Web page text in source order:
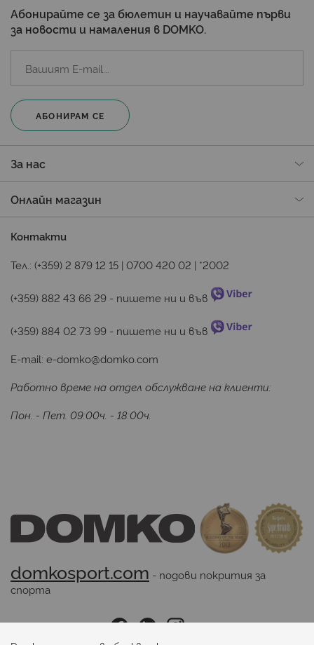
Абонирайте се за бюлетин и научавайте първи
за новости и намаления в DOMKO.
АБОНИРАМ СЕ
За нас
Онлайн магазин
Контакти
Тел.: (+359) 2 879 12 15 | 0700 420 02 | *2002
(+359) 882 43 66 29 - пишете ни и във
(+359) 884 02 73 99 - пишете ни и във
E-mail: e-domko@domko.com
Работно време на отдел обслужване на клиенти:
Пон. - Пет. 09:00ч. - 18:00ч.
domkosport.com - подови покрития за
спорта
Последвайте ни: